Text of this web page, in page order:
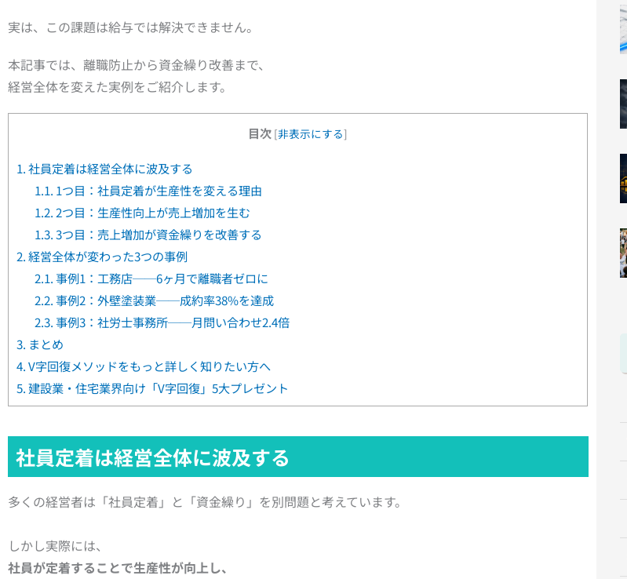
実は、この課題は給与では解決できません。
本記事では、離職防止から資金繰り改善まで、
経営全体を変えた実例をご紹介します。
目次 [非表示にする]
1.社員定着は経営全体に波及する
1.1. 1つ目：社員定着が生産性を変える理由
1.2.2つ目：生産性向上が売上増加を生む
1.3.3つ目：売上増加が資金繰りを改善する
2.経営全体が変わった3つの事例
2.1.事例1：工務店──6ヶ月で離職者ゼロに
2.2.事例2：外壁塗装業──成約率38%を達成
2.3.事例3：社労士事務所──月問い合わせ2.4倍
3. まとめ
4.V字回復メソッドをもっと詳しく知りたい方へ
5.建設業・住宅業界向け「V字回復」5大プレゼント
社員定着は経営全体に波及する
多くの経営者は「社員定着」と「資金繰り」を別問題と考えています。
しかし実際には、
社員が定着することで生産性が向上し、